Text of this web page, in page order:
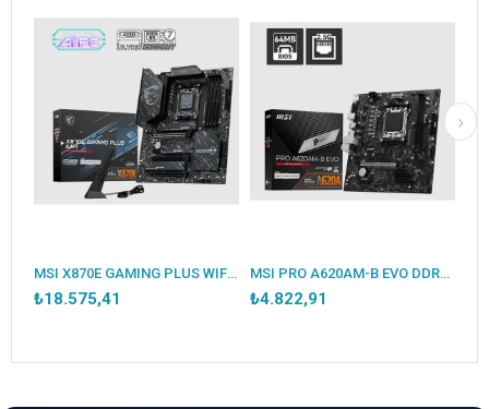
MSI X870E GAMING PLUS WIFI DDR5 8200MT/S 1XHDMI 3XM.2 USB ATX AM5 (AMD AM5 9000/8000/7000 SERİLERİ İLE UYUMLU)
₺18.575,41
MSI PRO A620AM-B EVO DDR5 6800MT/S 1XHDMI 1XVGA 1XM.2 USB MATX AM5 (AMD AM5 9000/8000/7000 SERİ İLE UYUMLU)
₺4.822,91